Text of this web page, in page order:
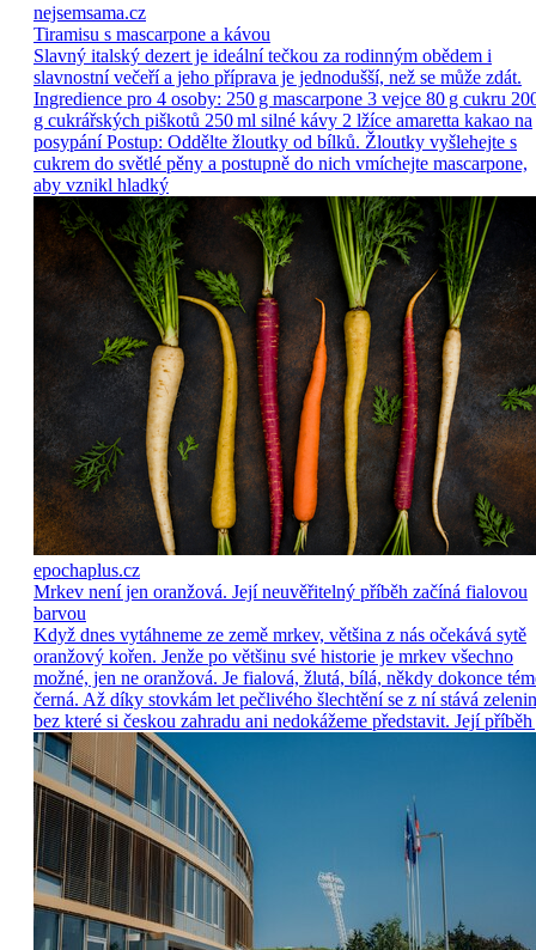
nejsemsama.cz
Tiramisu s mascarpone a kávou
Slavný italský dezert je ideální tečkou za rodinným obědem i
slavnostní večeří a jeho příprava je jednodušší, než se může zdát.
Ingredience pro 4 osoby: 250 g mascarpone 3 vejce 80 g cukru
g cukrářských piškotů 250 ml silné kávy 2 lžíce amaretta kakao na
posypání Postup: Oddělte žloutky od bílků. Žloutky vyšlehejte s
cukrem do světlé pěny a postupně do nich vmíchejte mascarpone,
aby vznikl hladký
epochaplus.cz
Mrkev není jen oranžová. Její neuvěřitelný příběh začíná fialovou
barvou
Když dnes vytáhneme ze země mrkev, většina z nás očekává sytě
oranžový kořen. Jenže po většinu své historie je mrkev všechno
možné, jen ne oranžová. Je fialová, žlutá, bílá, někdy dokonce
černá. Až díky stovkám let pečlivého šlechtění se z ní stává
bez které si českou zahradu ani nedokážeme představit. Její příběh